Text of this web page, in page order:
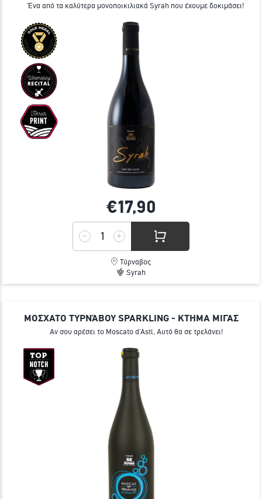
Ένα από τα καλύτερα μονοποικιλιακά Syrah που έχουμε δοκιμάσει!
€17,90
Τύρναβος
Syrah
ΜΟΣΧΑΤΟ ΤΥΡΝΆΒΟΥ SPARKLING - ΚΤΗΜΑ ΜΙΓΑΣ
Αν σου αρέσει το Moscato d'Asti, Αυτό θα σε τρελάνει!